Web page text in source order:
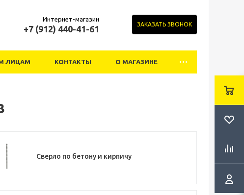
Интернет-магазин
+7 (912) 440-41-61 ЗАКАЗАТЬ ЗВОНОК
ЛИЦАМ КОНТАКТЫ О МАГАЗИНЕ
Сверло по бетону и кирпичу